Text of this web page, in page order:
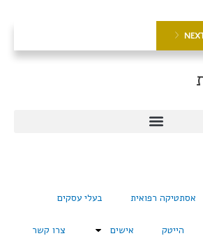
אסתטיקה רפואית בעלי עסקים
הייטק אישים צרו קשר